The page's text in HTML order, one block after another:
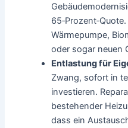
Wärmepumpe,
oder sogar neuen
Entlastung für
Zwang, sofort in
investieren.
bestehender
dass ein